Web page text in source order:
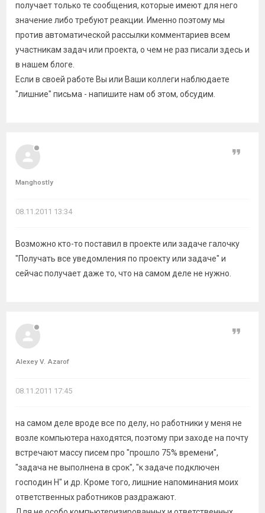
получает только те сообщения, которые имеют для него
значение либо требуют реакции. Именно поэтому мы
против автоматической рассылки комментариев всем
участникам задач или проекта, о чем не раз писали здесь и
в нашем блоге.
Если в своей работе Вы или Ваши коллеги наблюдаете
"лишние" письма - напишите нам об этом, обсудим.
Manghostly
Цитата
08.11.2011 13:34
Возможно кто-то поставил в проекте или задаче галочку
"Получать все уведомления по проекту или задаче" и
сейчас получает даже то, что на самом деле не нужно.
Alexey V. Azarof
Цитата
08.11.2011 17:45
на самом деле вроде все по делу, но работники у меня не
возле компьютера находятся, поэтому при заходе на почту
встречают массу писем про "прошло 75% времени",
"задача не выполнена в срок", "к задаче подключен
господин Н" и др. Кроме того, лишние напоминания моих
ответственных работников раздражают.